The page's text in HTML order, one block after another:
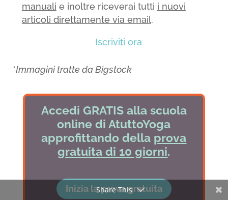
manuali e inoltre riceverai tutti i nuovi
articoli direttamente via email.
Iscriviti ora
*Immagini tratte da Bigstock
Accedi GRATIS alla scuola
online di AtuttoYoga
approfittando della prova
gratuita di 10 giorni.
Inizia la prova gratuita
Share This